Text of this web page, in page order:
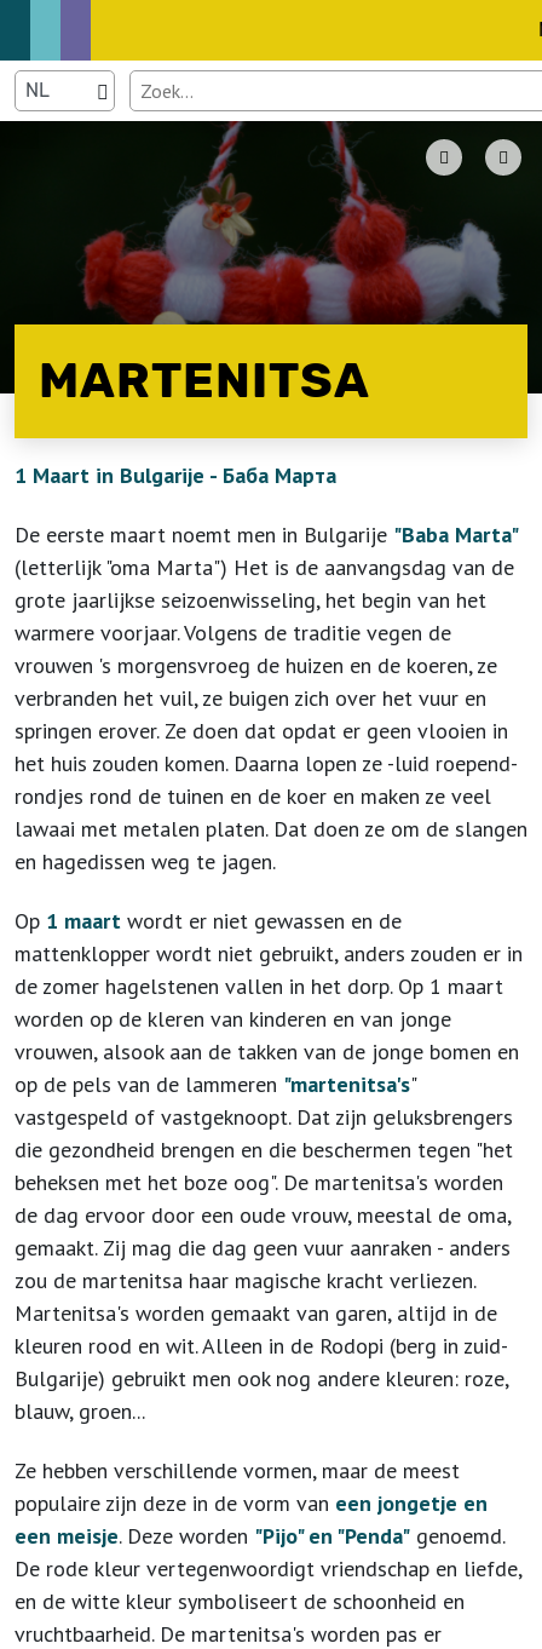
MARTENITSA
1 Maart in Bulgarije - Баба Марта
De eerste maart noemt men in Bulgarije "Baba Marta"
(letterlijk "oma Marta") Het is de aanvangsdag van de
grote jaarlijkse seizoenwisseling, het begin van het
warmere voorjaar. Volgens de traditie vegen de
vrouwen 's morgensvroeg de huizen en de koeren, ze
verbranden het vuil, ze buigen zich over het vuur en
springen erover. Ze doen dat opdat er geen vlooien in
het huis zouden komen. Daarna lopen ze -luid roepend-
rondjes rond de tuinen en de koer en maken ze veel
lawaai met metalen platen. Dat doen ze om de slangen
en hagedissen weg te jagen.
Op 1 maart wordt er niet gewassen en de
mattenklopper wordt niet gebruikt, anders zouden er in
de zomer hagelstenen vallen in het dorp. Op 1 maart
worden op de kleren van kinderen en van jonge
vrouwen, alsook aan de takken van de jonge bomen en
op de pels van de lammeren "martenitsa's"
vastgespeld of vastgeknoopt. Dat zijn geluksbrengers
die gezondheid brengen en die beschermen tegen "het
beheksen met het boze oog". De martenitsa's worden
de dag ervoor door een oude vrouw, meestal de oma,
gemaakt. Zij mag die dag geen vuur aanraken - anders
zou de martenitsa haar magische kracht verliezen.
Martenitsa's worden gemaakt van garen, altijd in de
kleuren rood en wit. Alleen in de Rodopi (berg in zuid-
Bulgarije) gebruikt men ook nog andere kleuren: roze,
blauw, groen...
Ze hebben verschillende vormen, maar de meest
populaire zijn deze in de vorm van een jongetje en
een meisje. Deze worden "Pijo" en "Penda" genoemd.
De rode kleur vertegenwoordigt vriendschap en liefde,
en de witte kleur symboliseert de schoonheid en
vruchtbaarheid. De martenitsa's worden pas er